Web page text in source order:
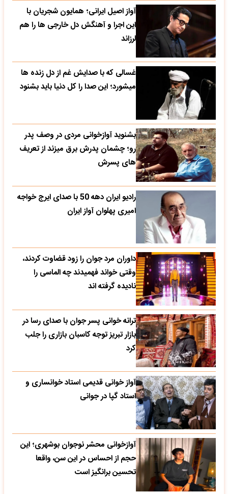
آواز اصیل ایرانی؛ همایون شجریان با
این اجرا و آهنگش دل خارجی ها را هم
لرزاند
غسالی که با صدایش غم از دل زنده ها
میشورد؛ این صدا را کل دنیا باید بشنود
بشنوید آوازخوانی مردی در وصف پدر
رو؛ چشمان پدرش برق میزند از تعریف
های پسرش
رادیو ایران دهه 50 با صدای ایرج خواجه
امیری پهلوان آواز ایران
داوران مرد جوان را زود قضاوت کردند،
وقتی خواند فهمیدند چه الماسی را
نادیده گرفته اند
ترانه خوانی پسر جوان با صدای رسا در
بازار تبریز توجه کاسبان بازاری را جلب
کرد
آواز خوانی قدیمی استاد خوانساری و
استاد گپا در جوانی
آوازخوانی محشر نوجوان بوشهری؛ این
حجم از احساس در این سن، واقعا
تحسین‌ برانگیز است